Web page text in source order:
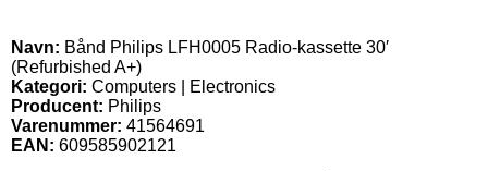
Navn: Bånd Philips LFH0005 Radio-kassette 30′
(Refurbished A+)
Kategori: Computers | Electronics
Producent: Philips
Varenummer: 41564691
EAN: 609585902121